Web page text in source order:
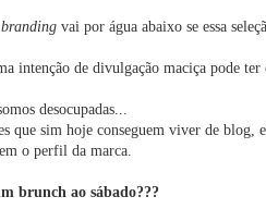
branding vai por água abaixo se essa
intenção de divulgação maciça pode
desocupadas...
que sim hoje conseguem viver de
o perfil da marca.
brunch ao sábado???